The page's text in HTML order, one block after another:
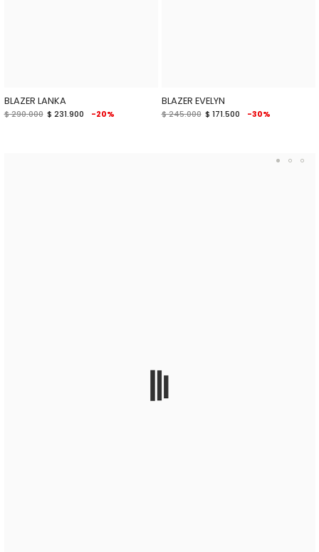
BLAZER LANKA
$ 290.000 $ 231.900 -20%
BLAZER EVELYN
$ 245.000 $ 171.500 -30%